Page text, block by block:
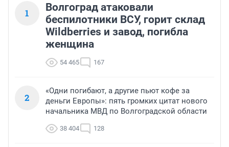
1
Волгоград атаковали
беспилотники ВСУ, горит склад
Wildberries и завод, погибла
женщина
54 465 167
2
«Одни погибают, а другие пьют кофе за
деньги Европы»: пять громких цитат нового
начальника МВД по Волгоградской области
38 404 128